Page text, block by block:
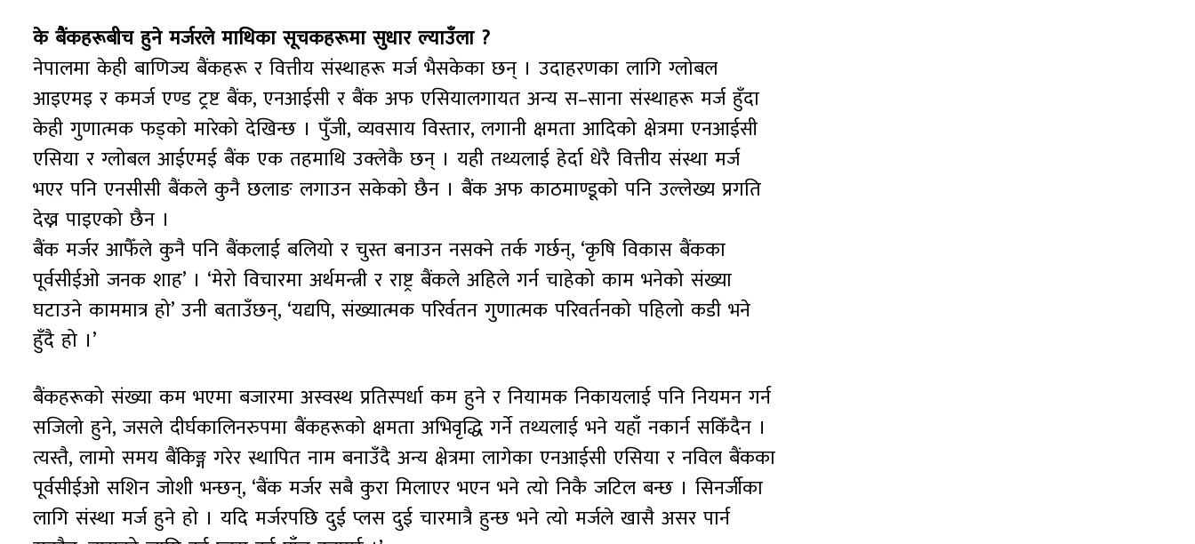
के बैंकहरूबीच हुने मर्जरले माथिका सूचकहरूमा सुधार ल्याउँला ?
नेपालमा केही बाणिज्य बैंकहरू र वित्तीय संस्थाहरू मर्ज भैसकेका छन् । उदाहरणका लागि ग्लोबल
आइएमइ र कमर्ज एण्ड ट्रष्ट बैंक, एनआईसी र बैंक अफ एसियालगायत अन्य स–साना संस्थाहरू मर्ज हुँदा
केही गुणात्मक फड्को मारेको देखिन्छ । पुँजी, व्यवसाय विस्तार, लगानी क्षमता आदिको क्षेत्रमा एनआईसी
एसिया र ग्लोबल आईएमई बैंक एक तहमाथि उक्लेकै छन् । यही तथ्यलाई हेर्दा धेरै वित्तीय संस्था मर्ज
भएर पनि एनसीसी बैंकले कुनै छलाङ लगाउन सकेको छैन । बैंक अफ काठमाण्डूको पनि उल्लेख्य प्रगति
देख्न पाइएको छैन ।
बैंक मर्जर आफैँले कुनै पनि बैंकलाई बलियो र चुस्त बनाउन नसक्ने तर्क गर्छन्, ‘कृषि विकास बैंकका
पूर्वसीईओ जनक शाह’ । ‘मेरो विचारमा अर्थमन्त्री र राष्ट्र बैंकले अहिले गर्न चाहेको काम भनेको संख्या
घटाउने काममात्र हो’ उनी बताउँछन्, ‘यद्यपि, संख्यात्मक परिर्वतन गुणात्मक परिवर्तनको पहिलो कडी भने
हुँदै हो ।’
बैंकहरूको संख्या कम भएमा बजारमा अस्वस्थ प्रतिस्पर्धा कम हुने र नियामक निकायलाई पनि नियमन गर्न
सजिलो हुने, जसले दीर्घकालिनरुपमा बैंकहरूको क्षमता अभिवृद्धि गर्ने तथ्यलाई भने यहाँ नकार्न सकिँदैन ।
त्यस्तै, लामो समय बैंकिङ्ग गरेर स्थापित नाम बनाउँदै अन्य क्षेत्रमा लागेका एनआईसी एसिया र नविल बैंकका
पूर्वसीईओ सशिन जोशी भन्छन्, ‘बैंक मर्जर सबै कुरा मिलाएर भएन भने त्यो निकै जटिल बन्छ । सिनर्जीका
लागि संस्था मर्ज हुने हो । यदि मर्जरपछि दुई प्लस दुई चारमात्रै हुन्छ भने त्यो मर्जले खासै असर पार्न